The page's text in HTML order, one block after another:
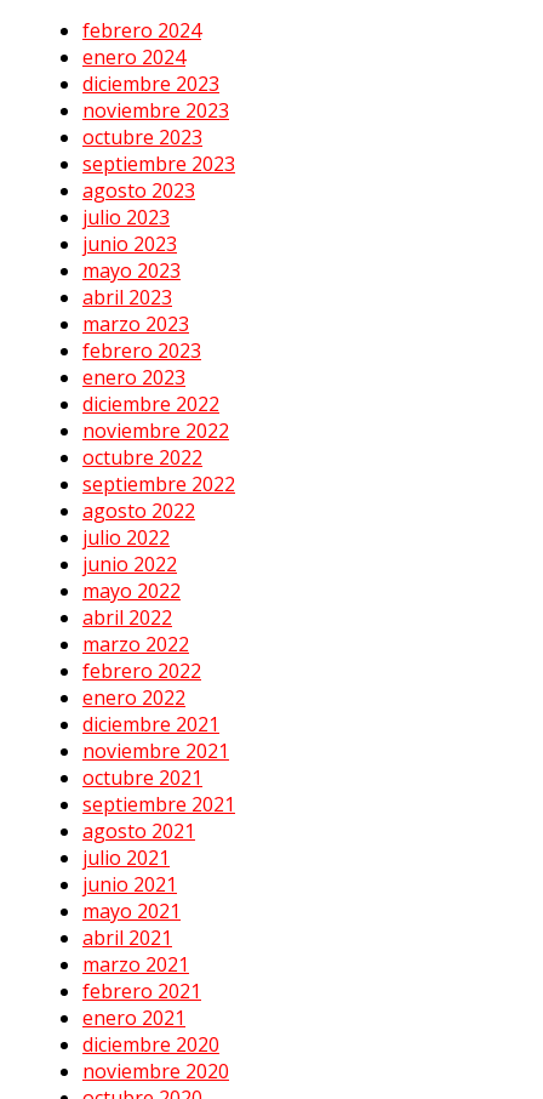
febrero 2024
enero 2024
diciembre 2023
noviembre 2023
octubre 2023
septiembre 2023
agosto 2023
julio 2023
junio 2023
mayo 2023
abril 2023
marzo 2023
febrero 2023
enero 2023
diciembre 2022
noviembre 2022
octubre 2022
septiembre 2022
agosto 2022
julio 2022
junio 2022
mayo 2022
abril 2022
marzo 2022
febrero 2022
enero 2022
diciembre 2021
noviembre 2021
octubre 2021
septiembre 2021
agosto 2021
julio 2021
junio 2021
mayo 2021
abril 2021
marzo 2021
febrero 2021
enero 2021
diciembre 2020
noviembre 2020